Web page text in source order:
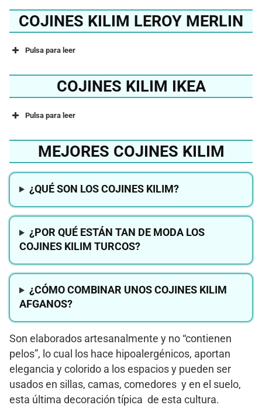
COJINES KILIM LEROY MERLIN
Pulsa para leer
COJINES KILIM IKEA
Pulsa para leer
MEJORES COJINES KILIM
¿QUÉ SON LOS COJINES KILIM?
¿POR QUÉ ESTÁN TAN DE MODA LOS
COJINES KILIM TURCOS?
¿CÓMO COMBINAR UNOS COJINES KILIM
AFGANOS?
Son elaborados artesanalmente y no “contienen
pelos”, lo cual los hace hipoalergénicos, aportan
elegancia y colorido a los espacios y pueden ser
usados en sillas, camas, comedores y en el suelo,
esta última decoración típica de esta cultura.